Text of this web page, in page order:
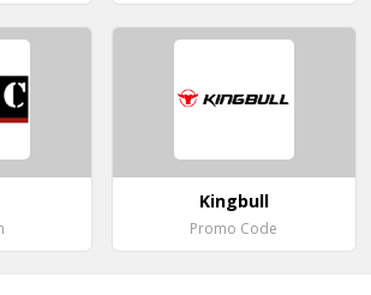
Kingbull
Promo Code